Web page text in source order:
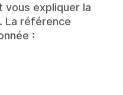
vous expliquer la
La référence
: